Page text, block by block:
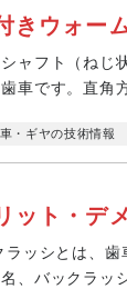
きウォー
ャフト（ねじ
車です。直角
・ギヤの技術情報
ット・デ
ッシとは、
、バックラッ